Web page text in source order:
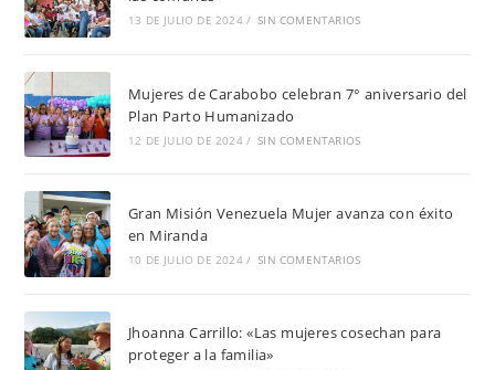
13 DE JULIO DE 2024 / SIN COMENTARIOS
Mujeres de Carabobo celebran 7° aniversario del
Plan Parto Humanizado
12 DE JULIO DE 2024 / SIN COMENTARIOS
Gran Misión Venezuela Mujer avanza con éxito
en Miranda
10 DE JULIO DE 2024 / SIN COMENTARIOS
Jhoanna Carrillo: «Las mujeres cosechan para
proteger a la familia»